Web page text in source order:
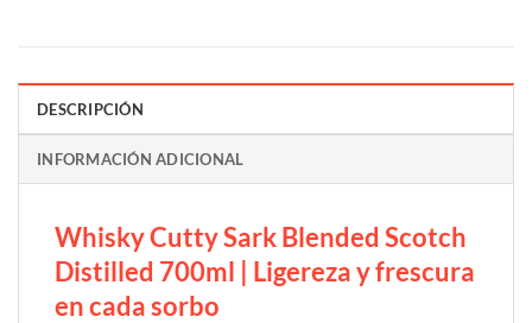
DESCRIPCIÓN
INFORMACIÓN ADICIONAL
Whisky Cutty Sark Blended Scotch
Distilled 700ml | Ligereza y frescura
en cada sorbo